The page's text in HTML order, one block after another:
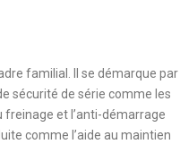
familial. Il se démarque par
sécurité de série comme les
freinage et l’anti-démarrage
comme l’aide au maintien